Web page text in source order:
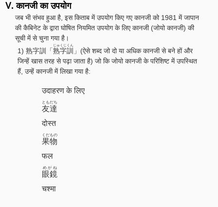
Ⅴ. कानजी का उपयोग
जब भी संभव हुआ है, इस किताब में उपयोग किए गए कानजी को 1981 में जापान
की कैबिनेट के द्वारा घोषित नियमित उपयोग के लिए कानजी (जोयो कानजी) की
सूची में से चुना गया है।
1) 熟字訓「熟字訓
じゅくじくん
」(ऐसे शब्द जो दो या अधिक कानजी से बने हों और
जिन्हें खास तरह से पढ़ा जाता है) जो कि जोयो कानजी के परिशिष्ट में उपस्थित
हैं, उन्हें कानजी में लिखा गया है:
उदाहरण के लिए
友達
ともだち
दोस्त
果物
くだもの
फल
眼鏡
めがね
चश्मा